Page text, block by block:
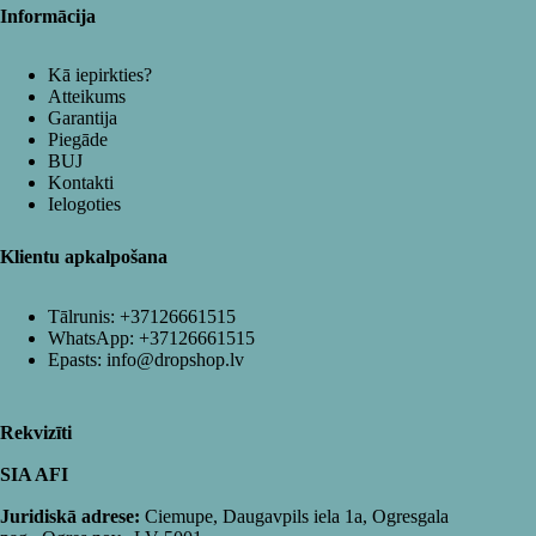
Informācija
Kā iepirkties?
Atteikums
Garantija
Piegāde
BUJ
Kontakti
Ielogoties
Klientu apkalpošana
Tālrunis: +37126661515
WhatsApp: +37126661515
Epasts: info@dropshop.lv
Rekvizīti
SIA AFI
Juridiskā adrese: Ciemupe, Daugavpils iela 1a, Ogresgala